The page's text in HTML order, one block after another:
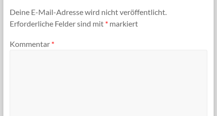
Deine E-Mail-Adresse wird nicht veröffentlicht.
Erforderliche Felder sind mit *markiert
Kommentar *